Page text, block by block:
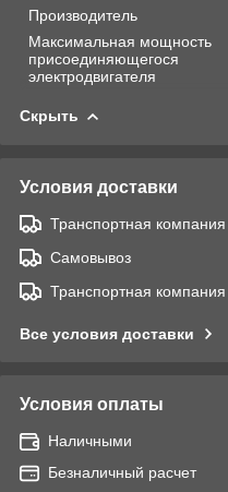
Производитель
Максимальная мощность
присоединяющегося
электродвигателя
Скрыть
Условия доставки
Транспортная компания
Самовывоз
Транспортная компания
Все условия доставки
Условия оплаты
Наличными
Безналичный расчет